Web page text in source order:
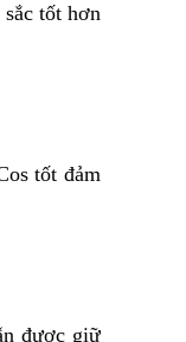
tốt hơn
tốt đảm
được giữ